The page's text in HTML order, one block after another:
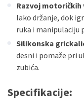
Razvoj motoričkih
lako držanje, dok
ruka i manipulaciju
Silikonska
desni i pomaže pri
zubića.
Specifikacije: